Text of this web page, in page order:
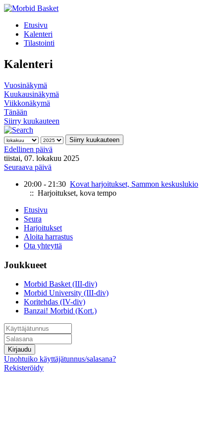
Etusivu
Kalenteri
Tilastointi
Kalenteri
Vuosinäkymä
Kuukausinäkymä
Viikkonäkymä
Tänään
Siirry kuukauteen
Siirry kuukauteen
Edellinen päivä
tiistai, 07. lokakuu 2025
Seuraava päivä
20:00 - 21:30 Kovat harjoitukset, Sammon keskuslukio
:: Harjoitukset, kova tempo
Etusivu
Seura
Harjoitukset
Aloita harrastus
Ota yhteyttä
Joukkueet
Morbid Basket (III-div)
Morbid University (III-div)
Koritehdas (IV-div)
Banzai! Morbid (Kort.)
Kirjaudu
Unohtuiko käyttäjätunnus/salasana?
Rekisteröidy